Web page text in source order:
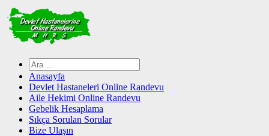
Skip
to
content
Arama:
Anasayfa
Devlet Hastaneleri Online Randevu
Aile Hekimi Online Randevu
Gebelik Hesaplama
Sıkça Sorulan Sorular
Bize Ulaşın